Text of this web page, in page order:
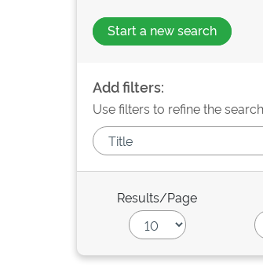
Start a new search
Add filters:
Use filters to refine the
Results/Page